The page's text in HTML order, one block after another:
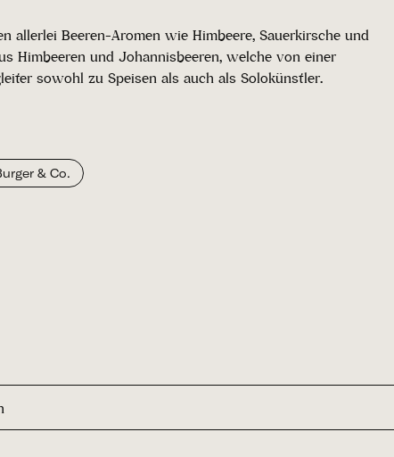
allerlei Beeren-Aromen wie Himbeere, Sauerkirsche und
Himbeeren und Johannisbeeren, welche von einer
sowohl zu Speisen als auch als Solokünstler.
& Co.